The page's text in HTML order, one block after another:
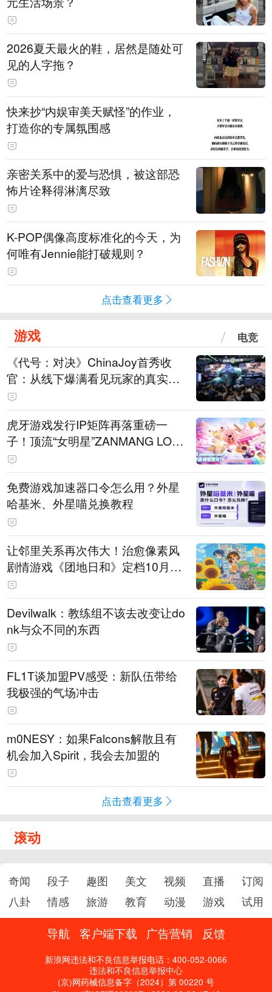
2026夏天最火的鞋，居然是随处可
见的人字拖？
快来抄“内娱审美天赋怪”的作业，
打造你的专属氛围感
亲密关系中的爱与恐惧，被这部恐
怖片诠释得淋漓尽致
K-POP偶像高度标准化的今天，为
何唯有Jennie能打破规则？
点击查看更多
游戏 电竞
《代号：对决》ChinaJoy首秀收
官：从线下爆满看见玩家的真实期
待
虎牙游戏发行IP矩阵再落重磅一
子！顶流“女明星”ZANMANG LOO
PY 正版3D消除手游《消消奇遇》
惊喜曝光
免费游戏加速器口令怎么用？外星
哈基米、外星喵兑换教程
让邻里关系再次伟大！治愈像素风
剧情游戏《团地日和》定档10月30
日发售
Devilwalk：教练组不该去改变让do
nk与众不同的东西
FL1T谈加盟PV感受：新队伍带给
我极强的气场冲击
m0NESY：如果Falcons解散且有
机会加入Spirit，我会去加盟的
点击查看更多
滚动
奇闻 段子 趣图 美文 视频 直播
订阅
八卦
情感 旅游 教育 动漫 游戏 试用
导航 客户端下载 广告营销 反馈
新浪网违法和不良信息举报电话：400-052-0066
违法和不良信息举报中心
(京)网药械信息备字（2024）第 00220 号